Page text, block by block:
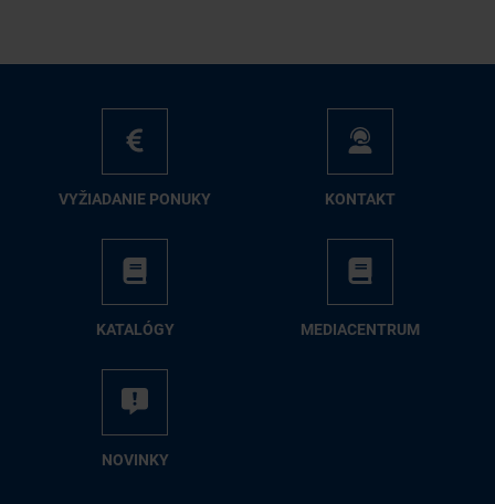
VY­ŽIA­DA­NIE PO­NU­KY KON­TAKT
KA­TA­LÓ­GY ME­DIA­CEN­TRUM
NO­VIN­KY